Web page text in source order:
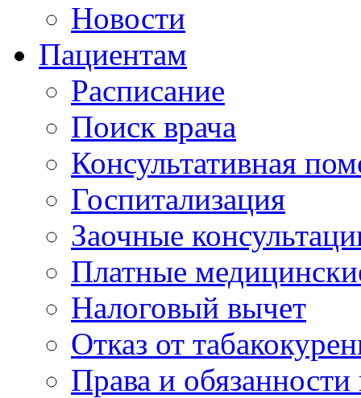
Новости
Пациентам
Расписание
Поиск врача
Консультативная
Госпитализация
Заочные
Платные
Налоговый вычет
Отказ от
Права и